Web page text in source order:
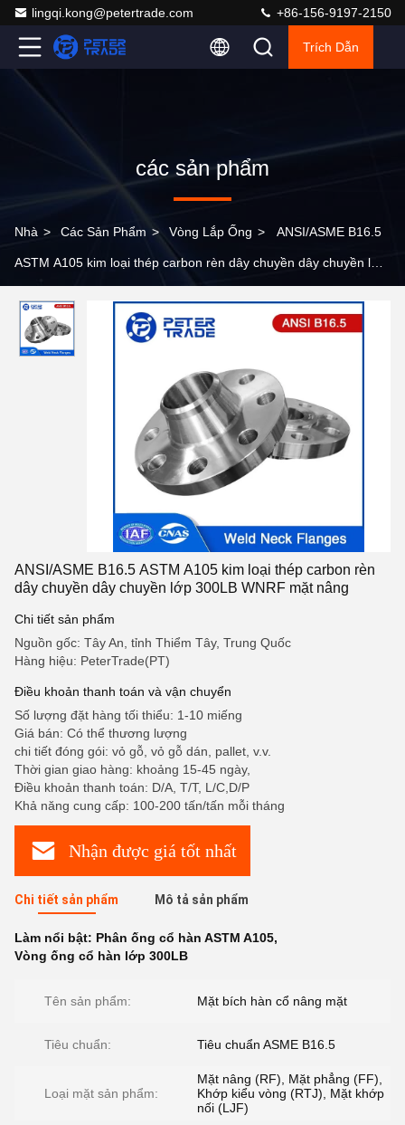
lingqi.kong@petertrade.com +86-156-9197-2150
Trích Dẫn
các sản phẩm
Nhà > Các Sản Phẩm > Vòng Lắp Ống > ANSI/ASME B16.5
ASTM A105 kim loại thép carbon rèn dây chuyền dây chuyền lớp
ANSI/ASME B16.5 ASTM A105 kim loại thép carbon rèn
dây chuyền dây chuyền lớp 300LB WNRF mặt nâng
Chi tiết sản phẩm
Nguồn gốc: Tây An, tỉnh Thiểm Tây, Trung Quốc
Hàng hiệu: PeterTrade(PT)
Điều khoản thanh toán và vận chuyển
Số lượng đặt hàng tối thiểu: 1-10 miếng
Giá bán: Có thể thương lượng
chi tiết đóng gói: vỏ gỗ, vỏ gỗ dán, pallet, v.v.
Thời gian giao hàng: khoảng 15-45 ngày,
Điều khoản thanh toán: D/A, T/T, L/C,D/P
Khả năng cung cấp: 100-200 tấn/tấn mỗi tháng
Nhận được giá tốt nhất
Chi tiết sản phẩm Mô tả sản phẩm
Làm nổi bật: Phân ống cổ hàn ASTM A105,
Vòng ống cổ hàn lớp 300LB
Tên sản phẩm: Mặt bích hàn cổ nâng mặt
Tiêu chuẩn: Tiêu chuẩn ASME B16.5
Loại mặt sản phẩm:
Mặt nâng (RF), Mặt phẳng (FF),
Khớp kiểu vòng (RTJ), Mặt khớp
nối (LJF)